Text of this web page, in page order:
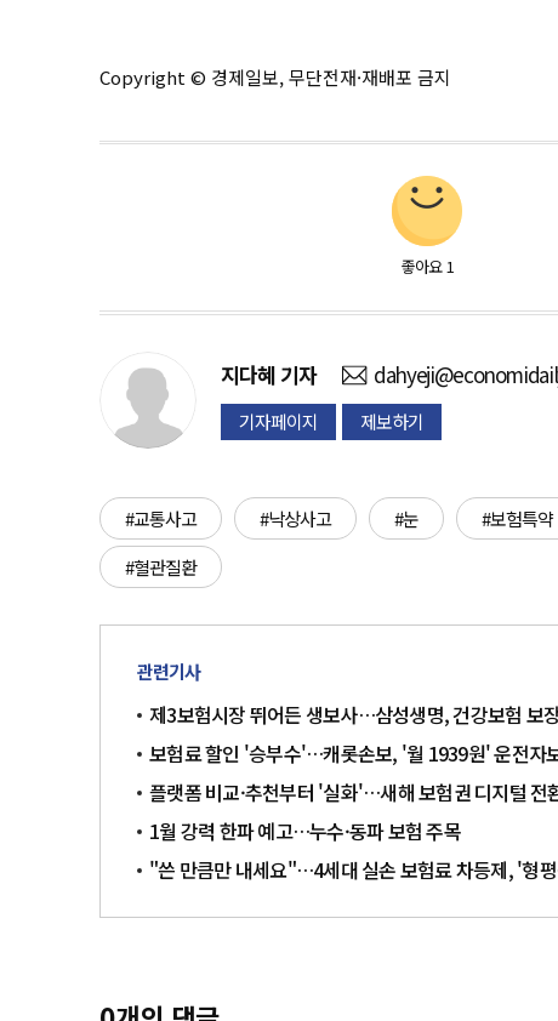
Copyright © 경제일보, 무단전재·재배포 금지
좋아요 1
지다혜 기자
기자페이지 제보하기
#교통사고 #낙상사고 #눈 #보험특약
#혈관질환
관련기사
제3보험시장 뛰어든 생보사…삼성생명, 건강보험 보
보험료 할인 '승부수'…캐롯손보, '월 1939원' 운전자
플랫폼 비교·추천부터 '실화'…새해 보험권 디지털 전
1월 강력 한파 예고…누수·동파 보험 주목
"쓴 만큼만 내세요"…4세대 실손 보험료 차등제, '형